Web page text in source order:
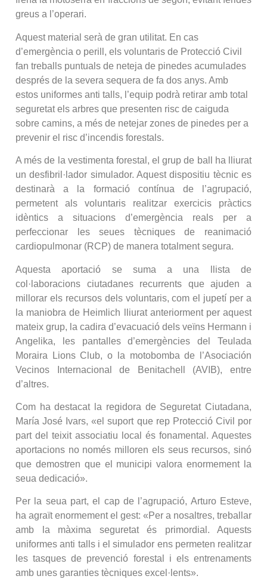
greus a l’operari.
Aquest material serà de gran utilitat. En cas
d’emergència o perill, els voluntaris de Protecció Civil
fan treballs puntuals de neteja de pinedes acumulades
després de la severa sequera de fa dos anys. Amb
estos uniformes anti talls, l’equip podrà retirar amb total
seguretat els arbres que presenten risc de caiguda
sobre camins, a més de netejar zones de pinedes per a
prevenir el risc d’incendis forestals.
A més de la vestimenta forestal, el grup de ball ha lliurat
un desfibril·lador simulador. Aquest dispositiu tècnic es
destinarà a la formació contínua de l’agrupació,
permetent als voluntaris realitzar exercicis pràctics
idèntics a situacions d’emergència reals per a
perfeccionar les seues tècniques de reanimació
cardiopulmonar (RCP) de manera totalment segura.
Aquesta aportació se suma a una llista de
col·laboracions ciutadanes recurrents que ajuden a
millorar els recursos dels voluntaris, com el jupetí per a
la maniobra de Heimlich lliurat anteriorment per aquest
mateix grup, la cadira d’evacuació dels veïns Hermann i
Angelika, les pantalles d’emergències del Teulada
Moraira Lions Club, o la motobomba de l’Asociación
Vecinos Internacional de Benitachell (AVIB), entre
d’altres.
Com ha destacat la regidora de Seguretat Ciutadana,
María José Ivars, «el suport que rep Protecció Civil por
part del teixit associatiu local és fonamental. Aquestes
aportacions no només milloren els seus recursos, sinó
que demostren que el municipi valora enormement la
seua dedicació».
Per la seua part, el cap de l’agrupació, Arturo Esteve,
ha agraït enormement el gest: «Per a nosaltres, treballar
amb la màxima seguretat és primordial. Aquests
uniformes anti talls i el simulador ens permeten realitzar
les tasques de prevenció forestal i els entrenaments
amb unes garanties tècniques excel·lents».